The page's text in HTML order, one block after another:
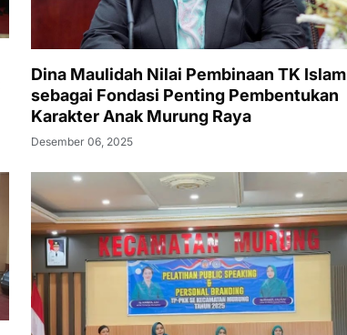
Dina Maulidah Nilai Pembinaan TK Islam
sebagai Fondasi Penting Pembentukan
Karakter Anak Murung Raya
Desember 06, 2025